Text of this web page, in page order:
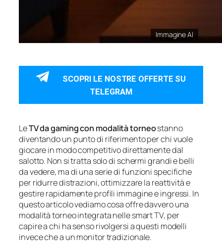
Immagine AI
SCOPRI LE NOSTRE OFFERTE SU
TELEGRAM
LeTV da gaming con modalità torneostanno
diventando un punto di riferimento per chi vuole
giocare in modo competitivo direttamente dal
salotto. Non si tratta solo di schermi grandi e belli
da vedere, ma di una serie di funzioni specifiche
per ridurre distrazioni, ottimizzare la reattività e
gestire rapidamente profili immagine e ingressi. In
questo articolo vediamo cosa offre davvero una
modalità torneo integrata nelle smart TV, per
capire a chi ha senso rivolgersi a questi modelli
invece che a un monitor tradizionale.